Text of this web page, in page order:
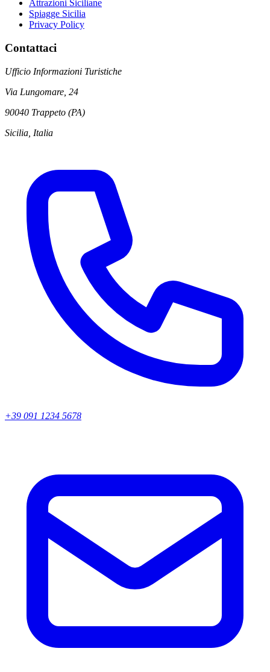
Attrazioni Siciliane
Spiagge Sicilia
Privacy Policy
Contattaci
Ufficio Informazioni Turistiche
Via Lungomare, 24
90040 Trappeto (PA)
Sicilia, Italia
+39 091 1234 5678